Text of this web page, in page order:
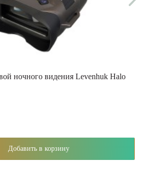
ночного видения Levenhuk Halo
Добавить в корзину